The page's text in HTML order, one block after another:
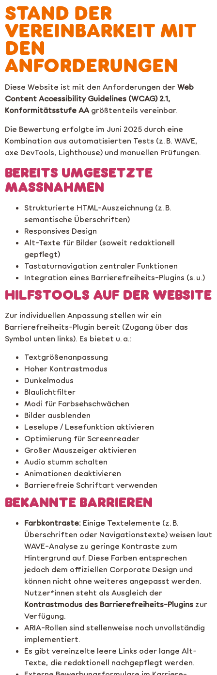
STAND DER
VEREINBARKEIT MIT
DEN
ANFORDERUNGEN
Diese Website ist mit den Anforderungen der Web
Content Accessibility Guidelines (WCAG) 2.1,
Konformitätsstufe AAgrößtenteils vereinbar.
Die Bewertung erfolgte im Juni 2025 durch eine
Kombination aus automatisierten Tests (z. B. WAVE,
axe DevTools, Lighthouse) und manuellen Prüfungen.
BEREITS UMGESETZTE
MASSNAHMEN
Strukturierte HTML-Auszeichnung (z. B.
semantische Überschriften)
Responsives Design
Alt-Texte für Bilder (soweit redaktionell
gepflegt)
Tastaturnavigation zentraler Funktionen
Integration eines Barrierefreiheits-Plugins (s. u.)
HILFSTOOLS AUF DER WEBSITE
Zur individuellen Anpassung stellen wir ein
Barrierefreiheits-Plugin bereit (Zugang über das
Symbol unten links). Es bietet u. a.:
Textgrößenanpassung
Hoher Kontrastmodus
Dunkelmodus
Blaulichtfilter
Modi für Farbsehschwächen
Bilder ausblenden
Leselupe / Lesefunktion aktivieren
Optimierung für Screenreader
Großer Mauszeiger aktivieren
Audio stumm schalten
Animationen deaktivieren
Barrierefreie Schriftart verwenden
BEKANNTE BARRIEREN
Farbkontraste: Einige Textelemente (z. B.
Überschriften oder Navigationstexte) weisen laut
WAVE-Analyse zu geringe Kontraste zum
Hintergrund auf. Diese Farben entsprechen
jedoch dem offiziellen Corporate Design und
können nicht ohne weiteres angepasst werden.
Nutzer*innen steht als Ausgleich der
Kontrastmodus des Barrierefreiheits-Plugins zur
Verfügung.
ARIA-Rollen sind stellenweise noch unvollständig
implementiert.
Es gibt vereinzelte leere Links oder lange Alt-
Texte, die redaktionell nachgepflegt werden.